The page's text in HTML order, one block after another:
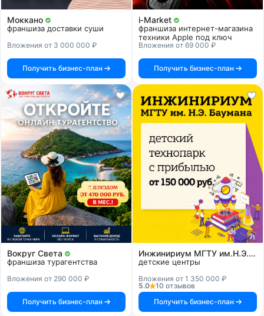
Моккано
франшиза доставки суши
Вложения от 3 000 000 ₽
Получить бизнес-план
i‑Market
франшиза интернет-магазина
техники Apple под ключ
Вложения от 69 000 ₽
Получить бизнес-план
Вокруг Света
франшиза турагентства
Вложения от 290 000 ₽
Получить бизнес-план
Инжинириум МГТУ им.Н.Э.Баумана
детские центры
Вложения от 1 350 000 ₽
5.0
10 отзывов
Получить бизнес-план